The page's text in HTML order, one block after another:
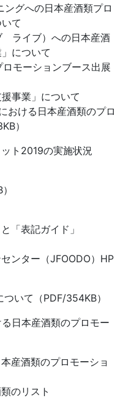
ングへの日本産酒類プロ
て
ライブ）への日本産酒
について
ロモーションブース出展
事業」について
ける日本産酒類のプロ
）
ト2019の実施状況
「表記ガイド」
ンター（JFOODO）HP
いて（PDF/354KB）
日本産酒類のプロモー
産酒類のプロモーショ
のリスト